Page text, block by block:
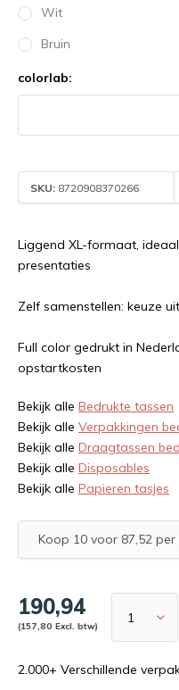
Wit
Bruin
colorlab:
SKU: 8720908370266
Liggend XL-formaat,
presentaties
Zelf samenstellen: keuze
Full color gedrukt in
opstartkosten
Bekijk alle Bedrukte tassen
Bekijk alle Verpakkingen
Bekijk alle Draagtassen
Bekijk alle Disposables
Bekijk alle Papieren tasjes
Koop 10 voor 87,52
190,94
(157,80 Excl. btw)
2.000+ Verschillende